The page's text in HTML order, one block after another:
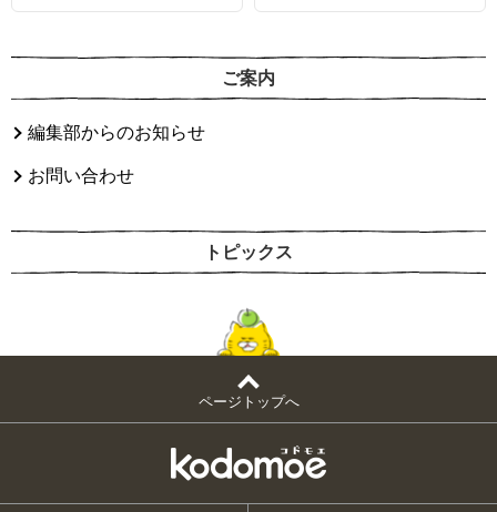
ご案内
編集部からのお知らせ
お問い合わせ
トピックス
ページトップへ